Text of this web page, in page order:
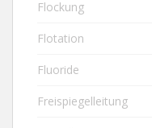
Flockung
Flotation
Fluoride
Freispiegelleitung